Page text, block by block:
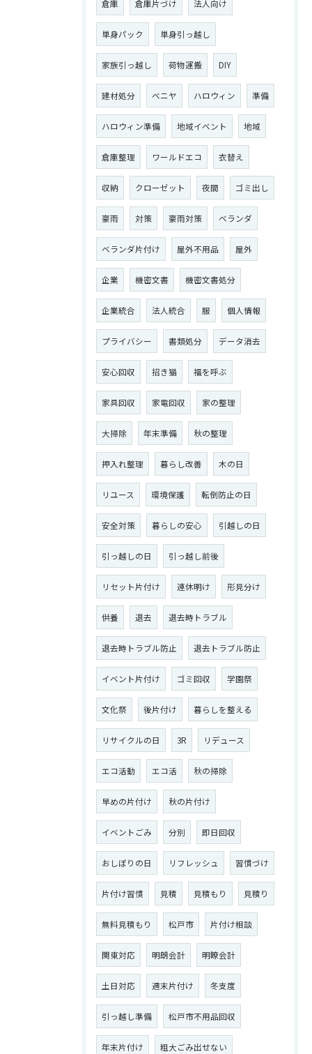
倉庫 倉庫片づけ 法人向け
単身パック 単身引っ越し
家族引っ越し 荷物運搬 DIY
建材処分 ベニヤ ハロウィン 準備
ハロウィン準備 地域イベント 地域
倉庫整理 ワールドエコ 衣替え
収納 クローゼット 夜間 ゴミ出し
豪雨 対策 豪雨対策 ベランダ
ベランダ片付け 屋外不用品 屋外
企業 機密文書 機密文書処分
企業統合 法人統合 服 個人情報
プライバシー 書類処分 データ消去
安心回収 招き猫 福を呼ぶ
家具回収 家電回収 家の整理
大掃除 年末準備 秋の整理
押入れ整理 暮らし改善 木の日
リユース 環境保護 転倒防止の日
安全対策 暮らしの安心 引越しの日
引っ越しの日 引っ越し前後
リセット片付け 連休明け 形見分け
供養 退去 退去時トラブル
退去時トラブル防止 退去トラブル防止
イベント片付け ゴミ回収 学園祭
文化祭 後片付け 暮らしを整える
リサイクルの日 3R リデュース
エコ活動 エコ活 秋の掃除
早めの片付け 秋の片付け
イベントごみ 分別 即日回収
おしぼりの日 リフレッシュ 習慣づけ
片付け習慣 見積 見積もり 見積り
無料見積もり 松戸市 片付け相談
関東対応 明朗会計 明瞭会計
土日対応 週末片付け 冬支度
引っ越し準備 松戸市不用品回収
年末片付け 粗大ごみ出せない
お問い合わせはこちら